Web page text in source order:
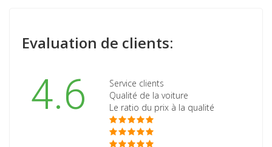
Evaluation de clients:
4.6
Service clients
Qualité de la voiture
Le ratio du prix à la qualité